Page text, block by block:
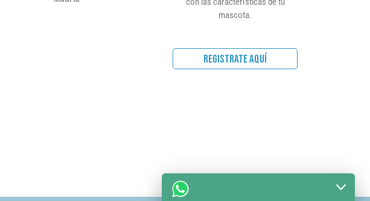
mascota.
REGISTRATE AQUÍ